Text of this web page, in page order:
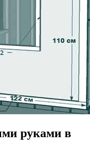
руками в